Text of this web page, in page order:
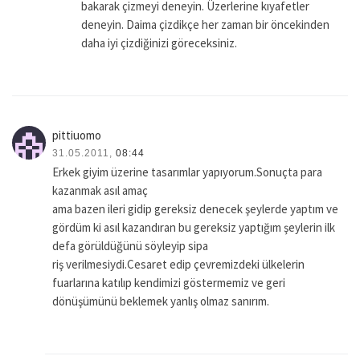
bakarak çizmeyi deneyin. Üzerlerine kıyafetler
deneyin. Daima çizdikçe her zaman bir öncekinden
daha iyi çizdiğinizi göreceksiniz.
pittiuomo
31.05.2011, 08:44
Erkek giyim üzerine tasarımlar yapıyorum.Sonuçta para
kazanmak asıl amaç
ama bazen ileri gidip gereksiz denecek şeylerde yaptım ve
gördüm ki asıl kazandıran bu gereksiz yaptığım şeylerin ilk
defa görüldüğünü söyleyip sipa
riş verilmesiydi.Cesaret edip çevremizdeki ülkelerin
fuarlarına katılıp kendimizi göstermemiz ve geri
dönüşümünü beklemek yanlış olmaz sanırım.